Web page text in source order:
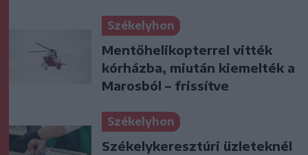
Székelyhon
Mentőhelikopterrel vitték
kórházba, miután kiemelték a
Marosból – frissítve
Székelyhon
Székelykeresztúri üzleteknél